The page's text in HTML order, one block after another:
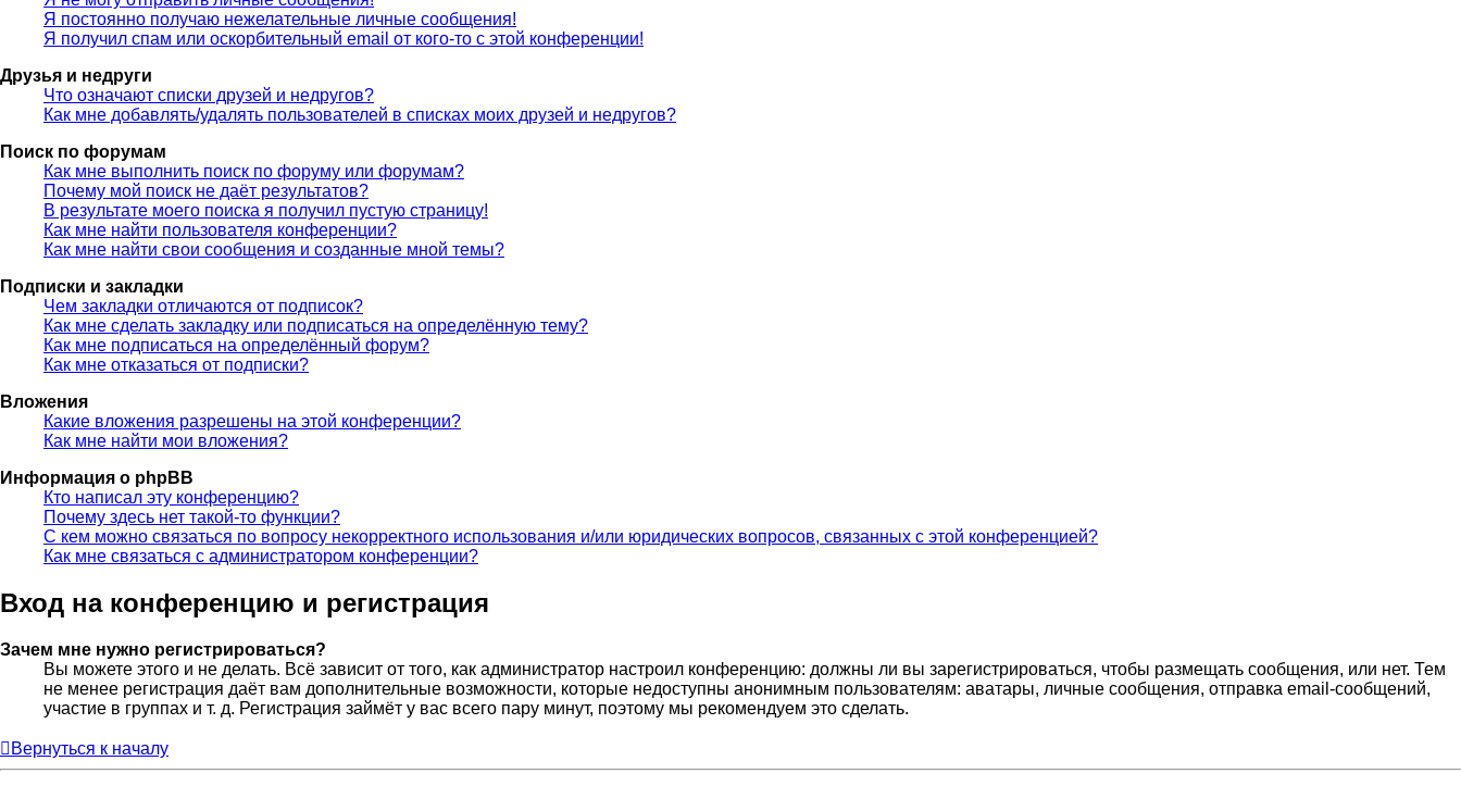
Я постоянно получаю нежелательные личные сообщения!
Я получил спам или оскорбительный email от кого-то с этой конференции!
Друзья и недруги
Что означают списки друзей и недругов?
Как мне добавлять/удалять пользователей в списках моих друзей и недругов?
Поиск по форумам
Как мне выполнить поиск по форуму или форумам?
Почему мой поиск не даёт результатов?
В результате моего поиска я получил пустую страницу!
Как мне найти пользователя конференции?
Как мне найти свои сообщения и созданные мной темы?
Подписки и закладки
Чем закладки отличаются от подписок?
Как мне сделать закладку или подписаться на определённую тему?
Как мне подписаться на определённый форум?
Как мне отказаться от подписки?
Вложения
Какие вложения разрешены на этой конференции?
Как мне найти мои вложения?
Информация о phpBB
Кто написал эту конференцию?
Почему здесь нет такой-то функции?
С кем можно связаться по вопросу некорректного использования и/или юридических вопросов, связанных с этой конференцией?
Как мне связаться с администратором конференции?
Вход на конференцию и регистрация
Зачем мне нужно регистрироваться?
Вы можете этого и не делать. Всё зависит от того, как администратор настроил конференцию: должны ли вы зарегистрироваться, чтобы размещать сообщения, или нет. Тем
не менее регистрация даёт вам дополнительные возможности, которые недоступны анонимным пользователям: аватары, личные сообщения, отправка email-сообщений,
участие в группах и т. д. Регистрация займёт у вас всего пару минут, поэтому мы рекомендуем это сделать.
Вернуться к началу